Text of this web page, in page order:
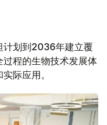
计划到2036年建立覆
程的生物技术发展体
际应用。